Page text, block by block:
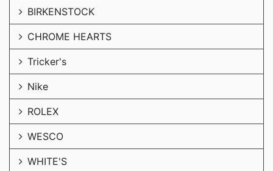
BIRKENSTOCK
CHROME HEARTS
Tricker's
Nike
ROLEX
WESCO
WHITE'S